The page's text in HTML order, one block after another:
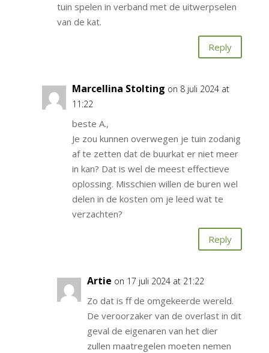
tuin spelen in verband met de uitwerpselen
van de kat.
Reply
Marcellina Stolting on 8 juli 2024 at
11:22
beste A.,
Je zou kunnen overwegen je tuin zodanig
af te zetten dat de buurkat er niet meer
in kan? Dat is wel de meest effectieve
oplossing. Misschien willen de buren wel
delen in de kosten om je leed wat te
verzachten?
Reply
Artie on 17 juli 2024 at 21:22
Zo dat is ff de omgekeerde wereld.
De veroorzaker van de overlast in dit
geval de eigenaren van het dier
zullen maatregelen moeten nemen